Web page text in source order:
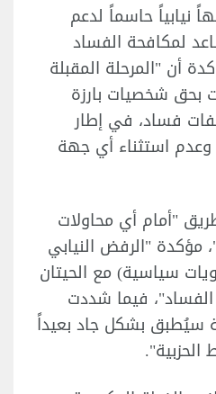
نيابياً حاسماً لدعم
لمكافحة الفساد
أن "المرحلة المقبلة
بحق شخصيات بارزة
فساد، في إطار
استثناء أي جهة
"أمام أي محاولات
مؤكدة "الرفض النيابي
سياسية) مع الحيتان
فيما شددت
سيُطبق بشكل جاد بعيداً